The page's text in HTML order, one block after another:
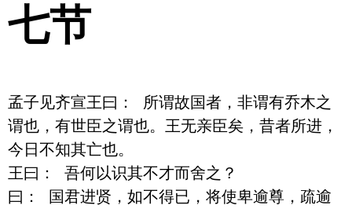
七节
孟子见齐宣王曰： 所谓故国者，非谓有乔木之
谓也，有世臣之谓也。王无亲臣矣，昔者所进，
今日不知其亡也。
王曰： 吾何以识其不才而舍之？
曰： 国君进贤，如不得已，将使卑逾尊，疏逾